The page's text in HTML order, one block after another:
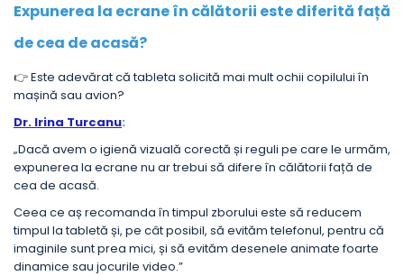
Expunerea la ecrane în călătorii este diferită față
de cea de acasă?
👉 Este adevărat că tableta solicită mai mult ochii copilului în
mașină sau avion?
Dr. Irina Turcanu:
„Dacă avem o igienă vizuală corectă și reguli pe care le urmăm,
expunerea la ecrane nu ar trebui să difere în călătorii față de
cea de acasă.
Ceea ce aș recomanda în timpul zborului este să reducem
timpul la tabletă și, pe cât posibil, să evităm telefonul, pentru că
imaginile sunt prea mici, și să evităm desenele animate foarte
dinamice sau jocurile video.”